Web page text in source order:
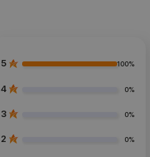
5 100%
4 0%
3 0%
2 0%